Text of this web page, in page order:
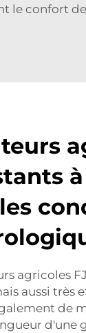
le confort
agricoles
aussi très
de
d'une